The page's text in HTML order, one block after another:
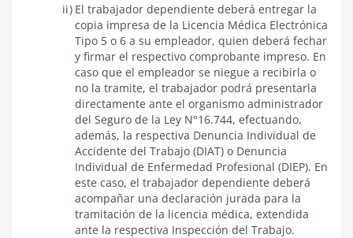
El trabajador dependiente deberá entregar la
copia impresa de la Licencia Médica Electrónica
Tipo 5 o 6 a su empleador, quien deberá fechar
y firmar el respectivo comprobante impreso. En
caso que el empleador se niegue a recibirla o
no la tramite, el trabajador podrá presentarla
directamente ante el organismo administrador
del Seguro de la Ley N°16.744, efectuando,
además, la respectiva Denuncia Individual de
Accidente del Trabajo (DIAT) o Denuncia
Individual de Enfermedad Profesional (DIEP). En
este caso, el trabajador dependiente deberá
acompañar una declaración jurada para la
tramitación de la licencia médica, extendida
ante la respectiva Inspección del Trabajo.